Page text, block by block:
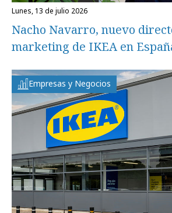
lunes, 13 de julio 2026
Nacho Navarro, nuevo
marketing de IKEA en
Empresas y Negocios